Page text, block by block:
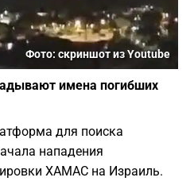
Фото: скриншот из Youtube
имена погибших
для поиска
нападения
ХАМАС на Израиль.